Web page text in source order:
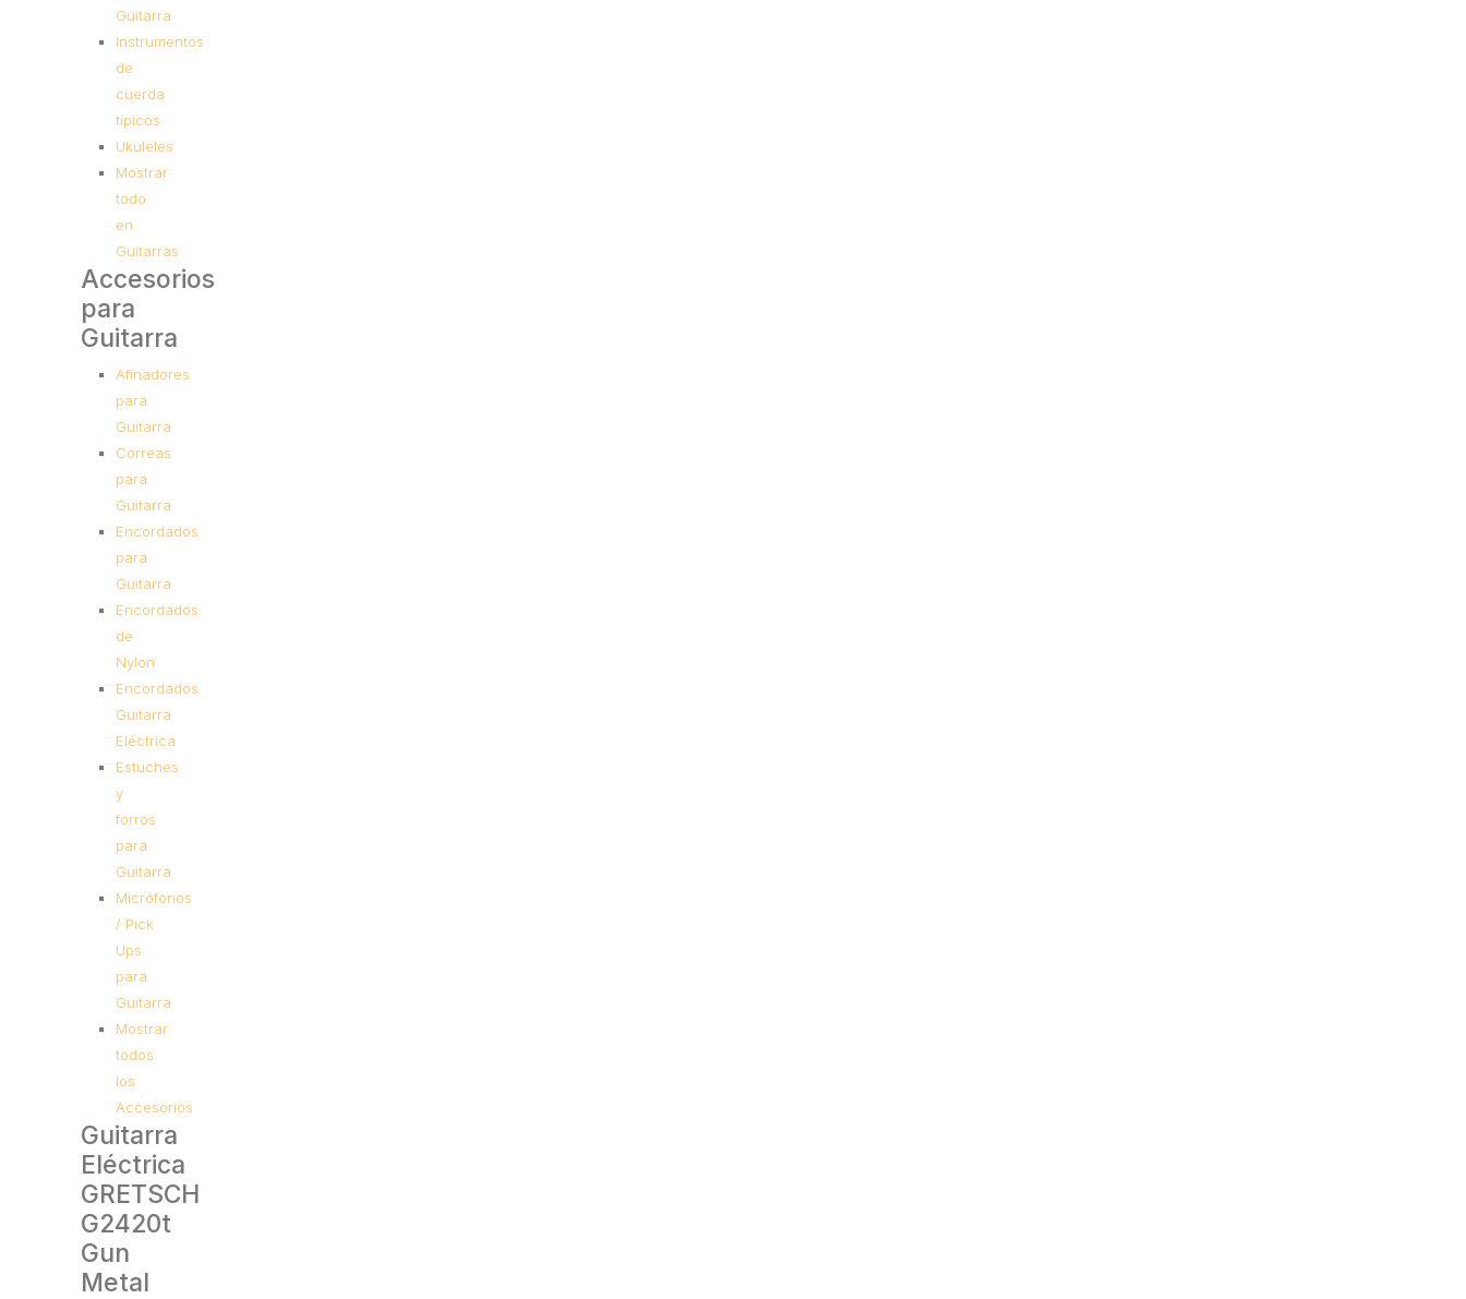
Guitarra
Instrumentos
de
cuerda
típicos
Ukuleles
Mostrar
todo
en
Guitarras
Accesorios
para
Guitarra
Afinadores
para
Guitarra
Correas
para
Guitarra
Encordados
para
Guitarra
Encordados
de
Nylon
Encordados
Guitarra
Eléctrica
Estuches
y
forros
para
Guitarra
Micrófonos
/ Pick
Ups
para
Guitarra
Mostrar
todos
los
Accesorios
Guitarra
Eléctrica
GRETSCH
G2420t
Gun
Metal